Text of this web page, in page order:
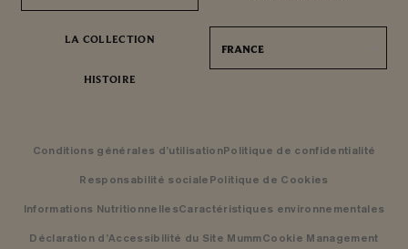
LA COLLECTION
HISTOIRE
FRANCE
Conditions générales d’utilisationPolitique de confidentialité
Responsabilité sociale Politique de Cookies
Informations NutritionnellesCaractéristiques environnementales
Déclaration d’Accessibilité du Site MummCookie Management